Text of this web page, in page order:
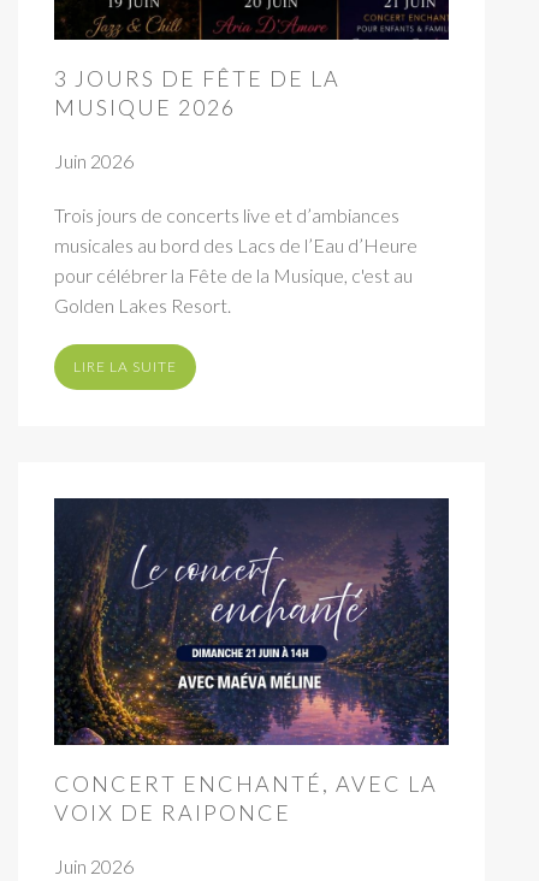
3 JOURS DE FÊTE DE LA
MUSIQUE 2026
Juin 2026
Trois jours de concerts live et d’ambiances
musicales au bord des Lacs de l’Eau d’Heure
pour célébrer la Fête de la Musique, c'est au
Golden Lakes Resort.
LIRE LA SUITE
CONCERT ENCHANTÉ, AVEC LA
VOIX DE RAIPONCE
Juin 2026